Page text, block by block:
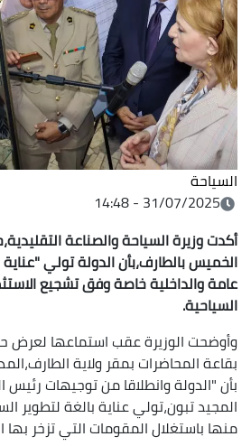
السياحة
31/07/2025 - 14:48
أكدت وزيرة السياحة والصناعة
الخميس بالطارف،بأن الدولة تولي "عناية
عامة والداخلية خاصة وفق تشجيع
السياحية.
وأوضحت الوزيرة عقب استماعها لعرض
بقاعة المحاضرات بمقر ولاية
بأن "الدولة وانطلاقا من توجيهات رئيس
المجيد تبون،تولي عناية بالغة لتطوير
منها باستغلال المقومات التي تزخر بها